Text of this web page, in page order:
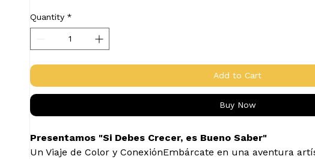
Quantity *
Add to Cart
Buy Now
Presentamos "Si Debes Crecer, es Bueno Saber"
Un Viaje de Color y ConexiónEmbárcate en una aventura